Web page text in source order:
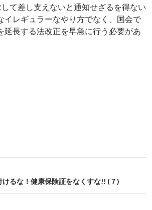
て差し支えないと通知せざるを得ない
イレギュラーなやり方でなく、国会で
延長する法改正を早急に行う必要があ
けるな！健康保険証をなくすな!! (７)